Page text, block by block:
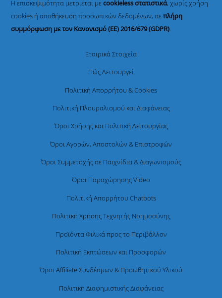
Η επισκεψιμότητα μετριέται μεcookieless στατιστικά, χωρίς χρήση
cookies ή αποθήκευση προσωπικών δεδομένων, σεπλήρη
συμμόρφωση με τον Κανονισμό (ΕΕ) 2016/679 (GDPR).
Εταιρικά Στοιχεία
Πώς Λειτουργεί
Πολιτική Απορρήτου & Cookies
Πολιτική Πλουραλισμού και Διαφάνειας
Όροι Χρήσης και Πολιτική Λειτουργίας
Όροι Αγορών, Αποστολών & Επιστροφών
Όροι Συμμετοχής σε Παιχνίδια & Διαγωνισμούς
Όροι Παραχώρησης Video
Πολιτική Απορρήτου Chatbots
Πολιτική Χρήσης Τεχνητής Νοημοσύνης
Προϊόντα Φιλικά προς το Περιβάλλον
Πολιτική Εκπτώσεων και Προσφορών
Όροι Affiliate Συνδέσμων & Προωθητικού Υλικού
Πολιτική Διαφημιστικής Διαφάνειας